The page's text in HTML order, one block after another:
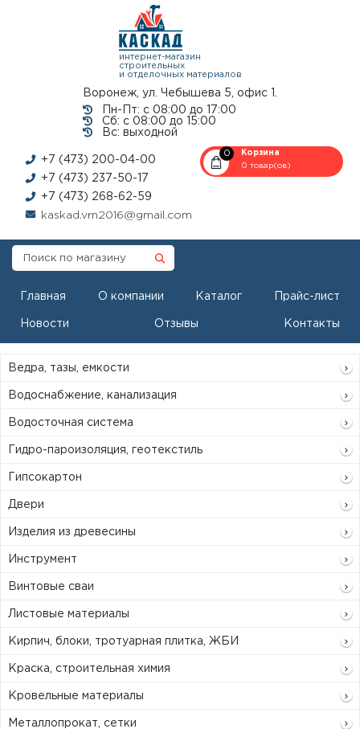
интернет-магазин
строительных
и отделочных материалов
Воронеж, ул. Чебышева 5, офис 1.
Пн-Пт: с 08:00 до 17:00
Сб: с 08:00 до 15:00
Вс: выходной
+7 (473) 200-04-00
+7 (473) 237-50-17
+7 (473) 268-62-59
kaskad.vrn2016@gmail.com
0
Корзина
0 товар(ов)
Главная О компании Каталог Прайс-лист
Новости Отзывы Контакты
Ведра, тазы, емкости
Водоснабжение, канализация
Водосточная система
Гидро-пароизоляция, геотекстиль
Гипсокартон
Двери
Изделия из древесины
Инструмент
Винтовые сваи
Листовые материалы
Кирпич, блоки, тротуарная плитка, ЖБИ
Краска, строительная химия
Кровельные материалы
Металлопрокат, сетки